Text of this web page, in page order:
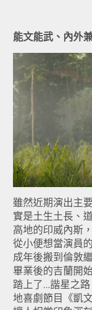
能文能武、內外
雖然近期演出主
實是土生土長、
高地的印威內斯
從小便想當演員
成年後搬到倫敦
畢業後的吉蘭開
踏上了...諧星之
地喜劇節目《凱